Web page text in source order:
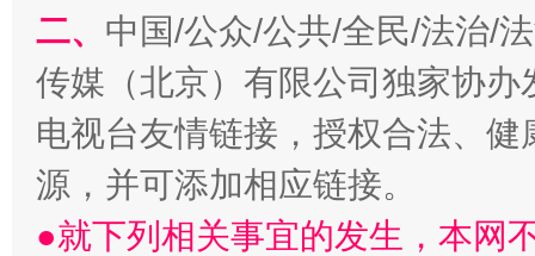
受贿1.44亿！段成刚被判无期 从幼
二、 中国/公众/公共/全民/法治/
传媒（北京）有限公司独家协
电视台友情链接，授权合法、
源，并可添加相应链接。
●就下列相关事宜的发生，本网